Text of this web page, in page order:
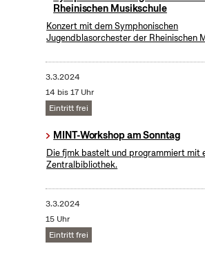
Rheinischen Musikschule
Konzert mit dem Symphonischen
Jugendblasorchester der Rheinischen
3.3.2024
14 bis 17 Uhr
Eintritt frei
MINT-Workshop am Sonntag
Die fjmk bastelt und programmiert mit
Zentralbibliothek.
3.3.2024
15 Uhr
Eintritt frei